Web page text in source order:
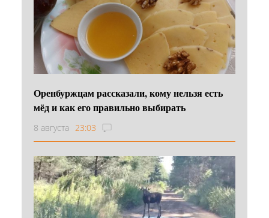
Оренбуржцам рассказали, кому нельзя есть
мёд и как его правильно выбирать
8 августа 23:03